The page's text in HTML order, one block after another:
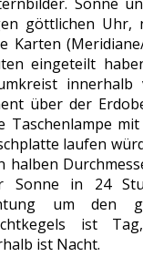
göttlichen Uhr,
Karten
eingeteilt
innerhalb
über der
Taschenlampe
laufen
halben
in 24
um den
ist
ist Nacht.